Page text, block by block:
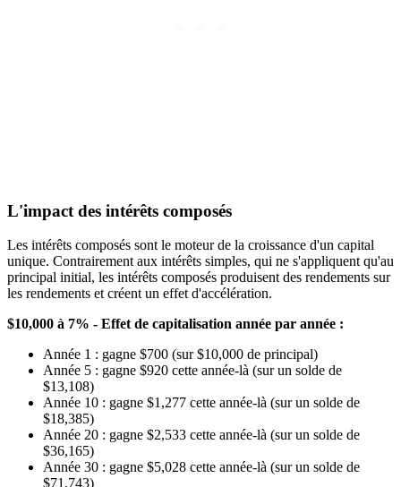
L'impact des intérêts composés
Les intérêts composés sont le moteur de la croissance d'un capital
unique. Contrairement aux intérêts simples, qui ne s'appliquent qu'au
principal initial, les intérêts composés produisent des rendements sur
les rendements et créent un effet d'accélération.
$10,000 à 7% - Effet de capitalisation année par année :
Année 1 : gagne $700 (sur $10,000 de principal)
Année 5 : gagne $920 cette année-là (sur un solde de
$13,108)
Année 10 : gagne $1,277 cette année-là (sur un solde de
$18,385)
Année 20 : gagne $2,533 cette année-là (sur un solde de
$36,165)
Année 30 : gagne $5,028 cette année-là (sur un solde de
$71,743)